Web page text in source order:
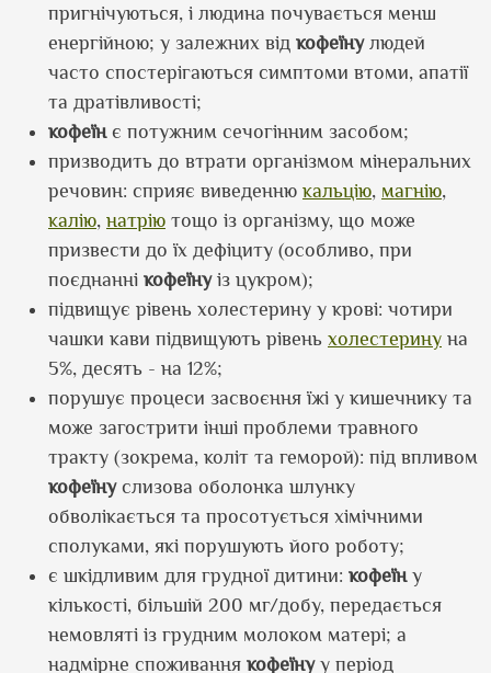
пригнічуються, і людина почувається менш
енергійною; у залежних від кофеїну людей
часто спостерігаються симптоми втоми, апатії
та дратівливості;
кофеїн є потужним сечогінним засобом;
призводить до втрати організмом мінеральних
речовин: сприяє виведенню кальцію, магнію,
калію, натрію тощо із організму, що може
призвести до їх дефіциту (особливо, при
поєднанні кофеїну із цукром);
підвищує рівень холестерину у крові: чотири
чашки кави підвищують рівень холестерину на
5%, десять - на 12%;
порушує процеси засвоєння їжі у кишечнику та
може загострити інші проблеми травного
тракту (зокрема, коліт та геморой): під впливом
кофеїну слизова оболонка шлунку
обволікається та просотується хімічними
сполуками, які порушують його роботу;
є шкідливим для грудної дитини: кофеїн у
кількості, більшій 200 мг/добу, передається
немовляті із грудним молоком матері; а
надмірне споживання кофеїну у період